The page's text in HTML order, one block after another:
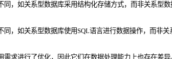
，如关系型数据库采用结构化存储方式，而非关系型
，如关系型数据库使用SQL语言进行数据操作，而非关
求进行了优化，因此它们在数据处理能力上也存在差